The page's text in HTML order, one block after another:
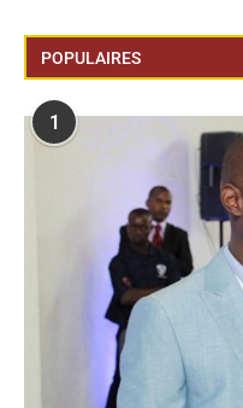
POPULAIRES
1